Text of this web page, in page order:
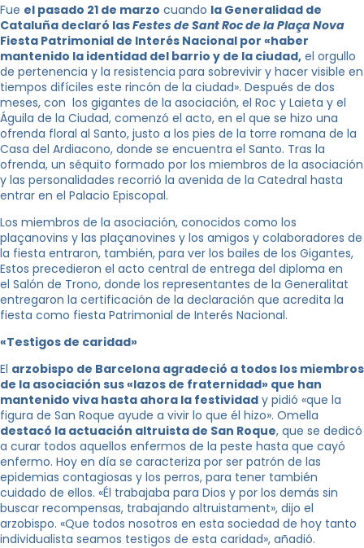
Fue el pasado 21 de marzo cuando la Generalidad de
Cataluña declaró lasFestes de Sant Roc de la Plaça Nova
Fiesta Patrimonial de Interés Nacional por «haber
mantenido la identidad del barrio y de la ciudad, el orgullo
de pertenencia y la resistencia para sobrevivir y hacer visible en
tiempos difíciles este rincón de la ciudad». Después de dos
meses, con los gigantes de la asociación, el Roc y Laieta y el
Águila de la Ciudad, comenzó el acto, en el que se hizo una
ofrenda floral al Santo, justo a los pies de la torre romana de la
Casa del Ardiacono, donde se encuentra el Santo. Tras la
ofrenda, un séquito formado por los miembros de la asociación
y las personalidades recorrió la avenida de la Catedral hasta
entrar en el Palacio Episcopal.
Los miembros de la asociación, conocidos como los
plaçanovins y las plaçanovines y los amigos y colaboradores de
la fiesta entraron, también, para ver los bailes de los Gigantes,
Estos precedieron el acto central de entrega del diploma en
el Salón de Trono, donde los representantes de la Generalitat
entregaron la certificación de la declaración que acredita la
fiesta como fiesta Patrimonial de Interés Nacional.
«Testigos de caridad»
El arzobispo de Barcelona agradeció a todos los miembros
de la asociación sus «lazos de fraternidad» que han
mantenido viva hasta ahora la festividad y pidió «que la
figura de San Roque ayude a vivir lo que él hizo». Omella
destacó la actuación altruista de San Roque, que se dedicó
a curar todos aquellos enfermos de la peste hasta que cayó
enfermo. Hoy en día se caracteriza por ser patrón de las
epidemias contagiosas y los perros, para tener también
cuidado de ellos. «Él trabajaba para Dios y por los demás sin
buscar recompensas, trabajando altruistament», dijo el
arzobispo. «Que todos nosotros en esta sociedad de hoy tanto
individualista seamos testigos de esta caridad», añadió.